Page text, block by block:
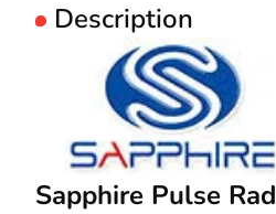
Description
Sapphire Pulse